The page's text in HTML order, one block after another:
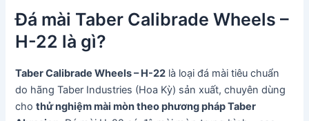
Đá mài Taber Calibrade Wheels –
H-22 là gì?
Taber Calibrade Wheels – H-22 là loại đá mài tiêu chuẩn
do hãng Taber Industries (Hoa Kỳ) sản xuất, chuyên dùng
chothử nghiệm mài mòn theo phương pháp Taber